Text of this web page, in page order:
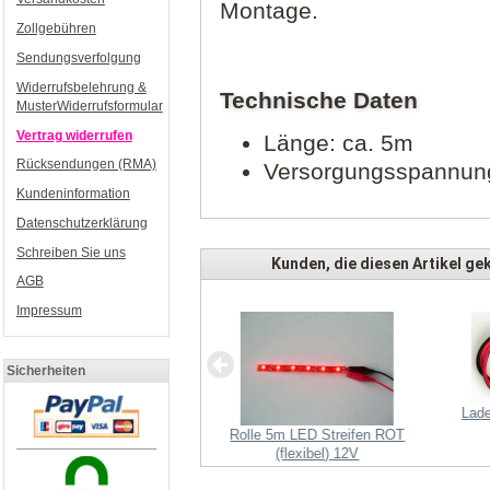
Zollgebühren
Sendungsverfolgung
Widerrufsbelehrung &
MusterWiderrufsformular
Vertrag widerrufen
Rücksendungen (RMA)
Kundeninformation
Datenschutzerklärung
Schreiben Sie uns
AGB
Impressum
Sicherheiten
Montage.
Technische Daten
Länge: ca. 5m
Kunden, die diesen Artikel
XT60 - Paar
Rolle 5m LED Streifen ROT
(flexibel) 12V